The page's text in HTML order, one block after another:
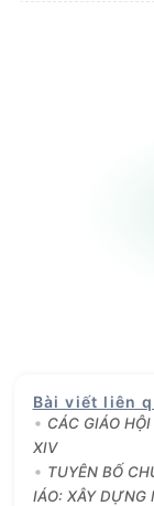
Bài viết liên
CÁC GIÁO
XIV
TUYÊN BỐ
IÁO: XÂY DỰNG